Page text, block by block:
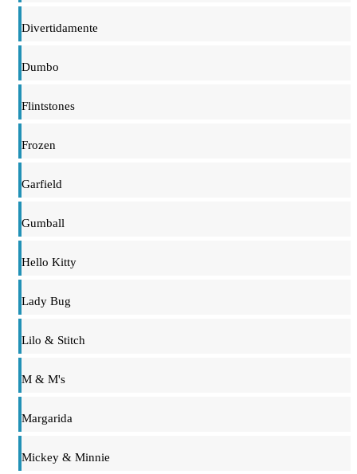
Divertidamente
Dumbo
Flintstones
Frozen
Garfield
Gumball
Hello Kitty
Lady Bug
Lilo & Stitch
M & M's
Margarida
Mickey & Minnie